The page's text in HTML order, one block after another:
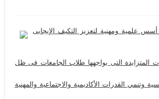
علمية ومهنية لتعزيز التكيف الإيجابى
المتزايدة التى يواجهها طلاب الجامعات فى ظل
وتنمي القدرات الأكاديمية والاجتماعية والمهنية